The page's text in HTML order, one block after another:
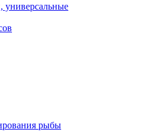
универсальные
рыбы